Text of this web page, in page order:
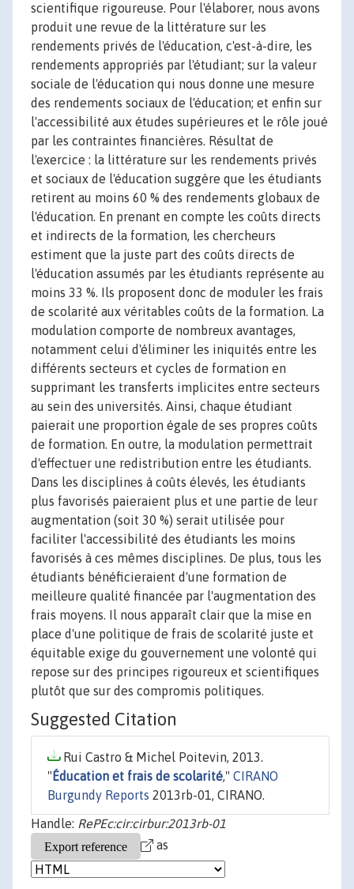
scientifique rigoureuse. Pour l'élaborer, nous avons
produit une revue de la littérature sur les
rendements privés de l'éducation, c'est-à-dire, les
rendements appropriés par l'étudiant; sur la valeur
sociale de l'éducation qui nous donne une mesure
des rendements sociaux de l'éducation; et enfin sur
l'accessibilité aux études supérieures et le rôle joué
par les contraintes financières. Résultat de
l'exercice : la littérature sur les rendements privés
et sociaux de l'éducation suggère que les étudiants
retirent au moins 60 % des rendements globaux de
l'éducation. En prenant en compte les coûts directs
et indirects de la formation, les chercheurs
estiment que la juste part des coûts directs de
l'éducation assumés par les étudiants représente au
moins 33 %. Ils proposent donc de moduler les frais
de scolarité aux véritables coûts de la formation. La
modulation comporte de nombreux avantages,
notamment celui d'éliminer les iniquités entre les
différents secteurs et cycles de formation en
supprimant les transferts implicites entre secteurs
au sein des universités. Ainsi, chaque étudiant
paierait une proportion égale de ses propres coûts
de formation. En outre, la modulation permettrait
d'effectuer une redistribution entre les étudiants.
Dans les disciplines à coûts élevés, les étudiants
plus favorisés paieraient plus et une partie de leur
augmentation (soit 30 %) serait utilisée pour
faciliter l'accessibilité des étudiants les moins
favorisés à ces mêmes disciplines. De plus, tous les
étudiants bénéficieraient d'une formation de
meilleure qualité financée par l'augmentation des
frais moyens. Il nous apparaît clair que la mise en
place d'une politique de frais de scolarité juste et
équitable exige du gouvernement une volonté qui
repose sur des principes rigoureux et scientifiques
plutôt que sur des compromis politiques.
Suggested Citation
Rui Castro & Michel Poitevin, 2013.
" Éducation et frais de scolarité," CIRANO
Burgundy Reports 2013rb-01, CIRANO.
Handle: RePEc:cir:cirbur:2013rb-01
as